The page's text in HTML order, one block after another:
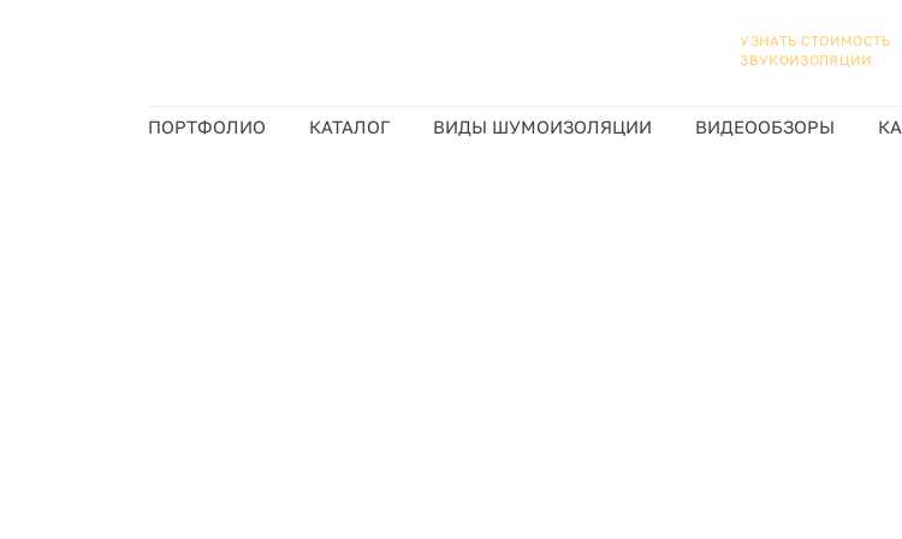
УЗНАТЬ СТОИМОСТЬ
ЗВУКОИЗОЛЯЦИИ
ПОРТФОЛИО КАТАЛОГ ВИДЫ ШУМОИЗОЛЯЦИИ ВИДЕООБЗОРЫ